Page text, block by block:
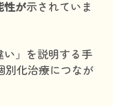
性が示されていま
」を説明する手
別化治療につなが